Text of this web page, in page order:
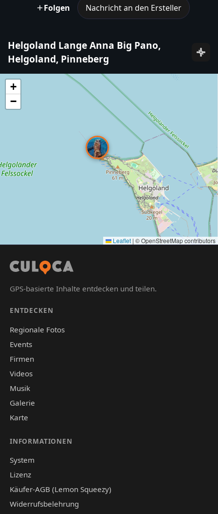
Folgen Nachricht an den Ersteller
Helgoland Lange Anna Big Pano,
Helgoland, Pinneberg
+
−
Leaflet | © OpenStreetMap contributors
GPS-basierte Inhalte entdecken und teilen.
ENTDECKEN
Regionale Fotos
Events
Firmen
Videos
Musik
Galerie
Karte
INFORMATIONEN
System
Lizenz
Käufer-AGB (Lemon Squeezy)
Widerrufsbelehrung